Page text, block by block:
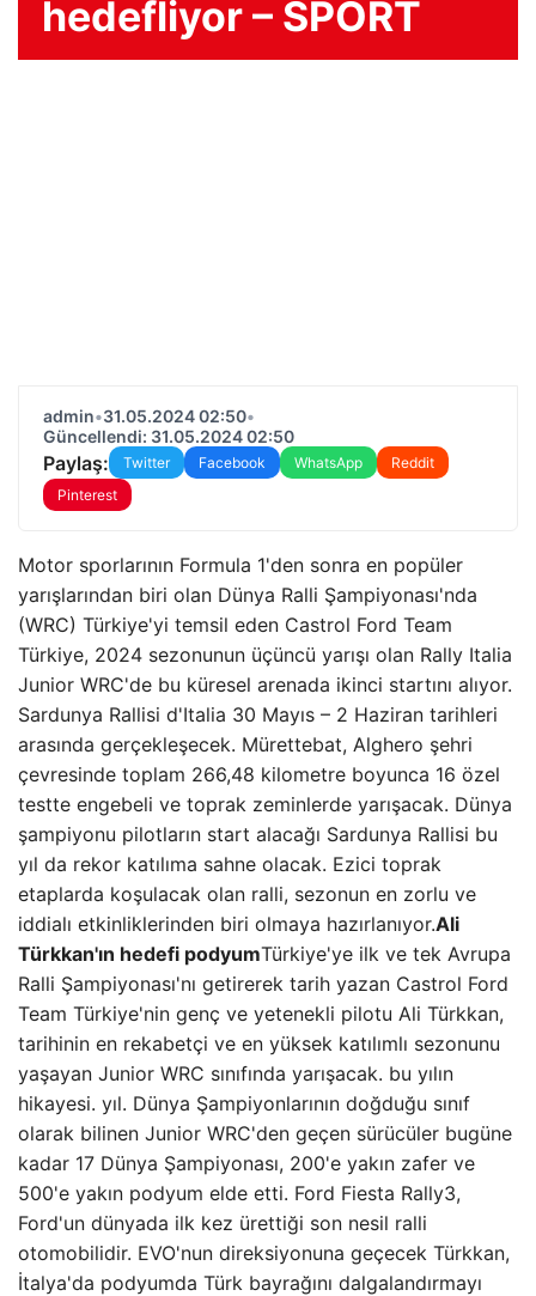
hedefliyor – SPORT
admin•31.05.2024 02:50•
Güncellendi: 31.05.2024 02:50
Paylaş: Twitter Facebook WhatsApp
Reddit
Pinterest
Motor sporlarının Formula 1'den sonra en popüler
yarışlarından biri olan Dünya Ralli Şampiyonası'nda
(WRC) Türkiye'yi temsil eden Castrol Ford Team
Türkiye, 2024 sezonunun üçüncü yarışı olan Rally Italia
Junior WRC'de bu küresel arenada ikinci startını alıyor.
Sardunya Rallisi d'Italia 30 Mayıs – 2 Haziran tarihleri ​​
arasında gerçekleşecek. Mürettebat, Alghero şehri
çevresinde toplam 266,48 kilometre boyunca 16 özel
testte engebeli ve toprak zeminlerde yarışacak. Dünya
şampiyonu pilotların start alacağı Sardunya Rallisi bu
yıl da rekor katılıma sahne olacak. Ezici toprak
etaplarda koşulacak olan ralli, sezonun en zorlu ve
iddialı etkinliklerinden biri olmaya hazırlanıyor.Ali
Türkkan'ın hedefi podyumTürkiye'ye ilk ve tek Avrupa
Ralli Şampiyonası'nı getirerek tarih yazan Castrol Ford
Team Türkiye'nin genç ve yetenekli pilotu Ali Türkkan,
tarihinin en rekabetçi ve en yüksek katılımlı sezonunu
yaşayan Junior WRC sınıfında yarışacak. bu yılın
hikayesi. yıl. Dünya Şampiyonlarının doğduğu sınıf
olarak bilinen Junior WRC'den geçen sürücüler bugüne
kadar 17 Dünya Şampiyonası, 200'e yakın zafer ve
500'e yakın podyum elde etti. Ford Fiesta Rally3,
Ford'un dünyada ilk kez ürettiği son nesil ralli
otomobilidir. EVO'nun direksiyonuna geçecek Türkkan,
İtalya'da podyumda Türk bayrağını dalgalandırmayı